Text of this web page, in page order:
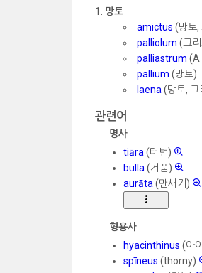
망토
amictus (망토,
palliolum (그
palliastrum (A
pallium (망토)
laena (망토, 그
관련어
명사
tiāra (터번)
bulla (거품)
aurāta (만새기)
형용사
hyacinthinus (아
spīneus (thorny)